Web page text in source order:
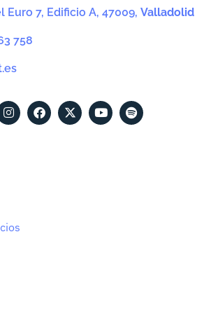
Euro 7, Edificio A, 47009, Valladolid
758